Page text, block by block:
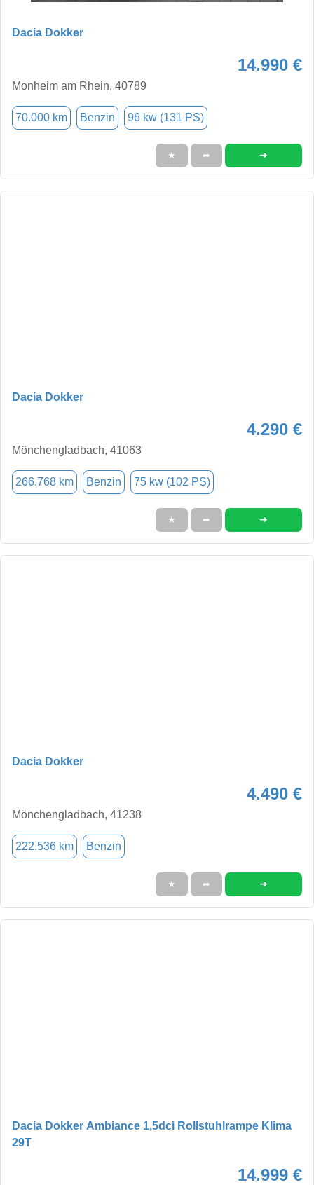
Dacia Dokker
14.990 €
Monheim am Rhein, 40789
70.000 km Benzin 96 kw (131 PS)
★ ➦ ➜
Dacia Dokker
4.290 €
Mönchengladbach, 41063
266.768 km Benzin 75 kw (102 PS)
★ ➦ ➜
Dacia Dokker
4.490 €
Mönchengladbach, 41238
222.536 km Benzin
★ ➦ ➜
Dacia Dokker Ambiance 1,5dci Rollstuhlrampe Klima
29T
14.999 €